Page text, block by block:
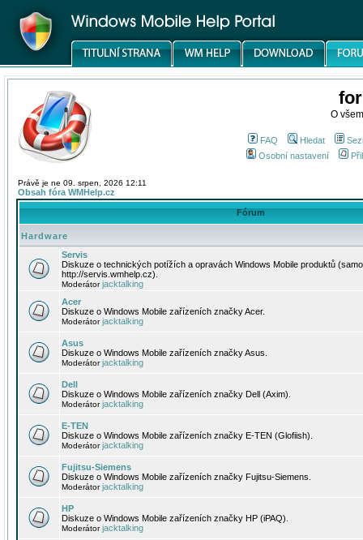
O
FAQ Hledat
Osobní nastavení
Právě je ne 09. srpen, 2026 12:11
Obsah fóra WMHelp.cz
Fórum
Hardware
Servis
Diskuze o technických potížích a opravách Windows Mobile produktů
http://servis.wmhelp.cz).
Moderátorjacktalking
Acer
Diskuze o Windows Mobile zařízeních značky Acer.
Moderátorjacktalking
Asus
Diskuze o Windows Mobile zařízeních značky Asus.
Moderátorjacktalking
Dell
Diskuze o Windows Mobile zařízeních značky Dell (Axim).
Moderátorjacktalking
E-TEN
Diskuze o Windows Mobile zařízeních značky E-TEN (Glofiish).
Moderátorjacktalking
Fujitsu-Siemens
Diskuze o Windows Mobile zařízeních značky Fujitsu-Siemens.
Moderátorjacktalking
HP
Diskuze o Windows Mobile zařízeních značky HP (iPAQ).
Moderátorjacktalking